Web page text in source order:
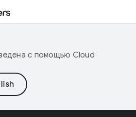
с помощью Cloud